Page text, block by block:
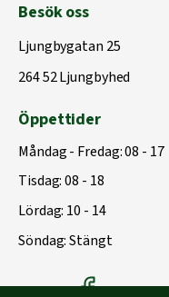
Besök oss
Ljungbygatan 25
264 52 Ljungbyhed
Öppettider
Måndag - Fredag: 08 - 17
Tisdag: 08 - 18
Lördag: 10 - 14
Söndag: Stängt